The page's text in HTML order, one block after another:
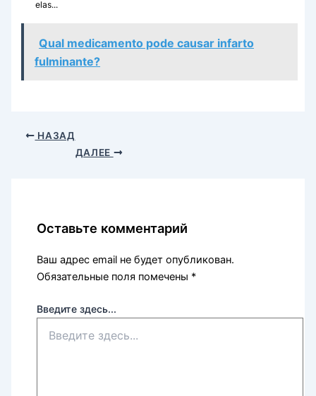
elas...
Qual medicamento pode causar infarto
fulminante?
НАЗАД
ДАЛЕЕ
Оставьте комментарий
Ваш адрес email не будет опубликован.
Обязательные поля помечены *
Введите здесь...